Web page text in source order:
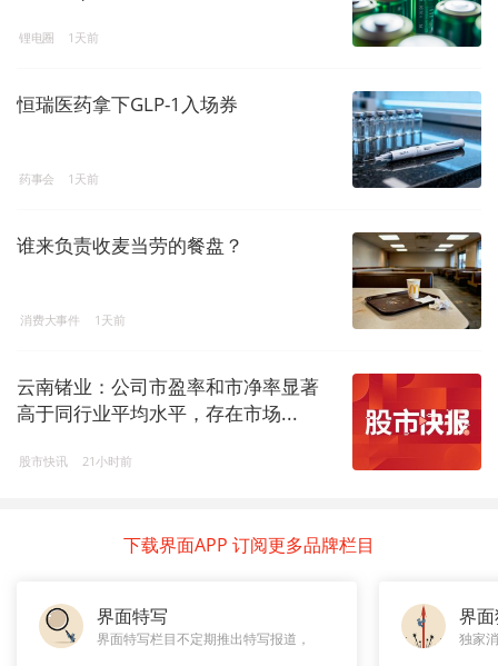
锂电圈 1天前
恒瑞医药拿下GLP-1入场券
药事会 1天前
谁来负责收麦当劳的餐盘？
消费大事件 1天前
云南锗业：公司市盈率和市净率显著
高于同行业平均水平，存在市场...
股市快讯 21小时前
下载界面APP 订阅更多品牌栏目
界面特写
界面特写栏目不定期推出特写报道，
界
独家